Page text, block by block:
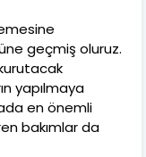
geçmiş oluruz.
yapılmaya
en önemli
bakımlar da